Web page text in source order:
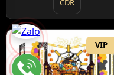
CDR
VIP